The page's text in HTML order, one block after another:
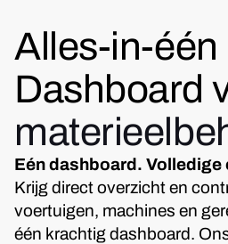
Alles-in-één
Dashboard
Eén dashboard. Volledige
Krijg direct overzicht en
voertuigen, machines en
één krachtig dashboard.